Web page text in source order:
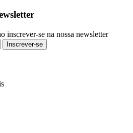
inscrever-se na nossa newsletter
Inscrever-se